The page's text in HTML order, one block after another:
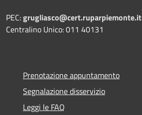
PEC:grugliasco@cert.ruparpiemonte.it
Centralino Unico: 011 40131
Prenotazione appuntamento
Segnalazione disservizio
Leggi le FAQ